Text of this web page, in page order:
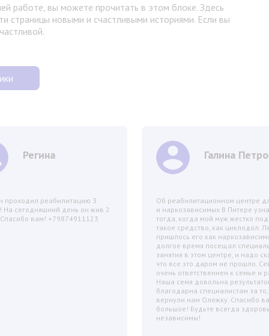
работе, вы можете прочитать в этом блоке. Здесь
страницы новыми и счастливыми историями. Если вы
Регина
проходил реабилитацию 3
На сегодняшний день он жив 2
вам! +79874911123
Галина
Об реабилитационном центре
и наркозависимых В Питере
тогда, когда мой муж жестко
такое средство, как циклодол.
пришлось его как
долгое время посещал
занятия в этом центре, и надо
что все это даром не прошло.
очень ответственнен к семье и
Наша семя довольна
благодарна специалистам за то,
вернули нам Олежку. Спасибо
большое! Будьте всегда
независимы!